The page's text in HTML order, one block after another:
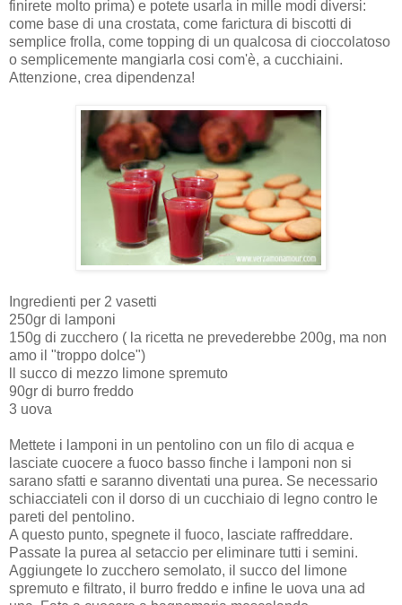
finirete molto prima) e potete usarla in mille modi diversi:
come base di una crostata, come farictura di biscotti di
semplice frolla, come topping di un qualcosa di cioccolatoso
o semplicemente mangiarla cosi com'è, a cucchiaini.
Attenzione, crea dipendenza!
Ingredienti per 2 vasetti
250gr di lamponi
150g di zucchero ( la ricetta ne prevederebbe 200g, ma non
amo il "troppo dolce")
ll succo di mezzo limone spremuto
90gr di burro freddo
3 uova
Mettete i lamponi in un pentolino con un filo di acqua e
lasciate cuocere a fuoco basso finche i lamponi non si
sarano sfatti e saranno diventati una purea. Se necessario
schiacciateli con il dorso di un cucchiaio di legno contro le
pareti del pentolino.
A questo punto, spegnete il fuoco, lasciate raffreddare.
Passate la purea al setaccio per eliminare tutti i semini.
Aggiungete lo zucchero semolato, il succo del limone
spremuto e filtrato, il burro freddo e infine le uova una ad